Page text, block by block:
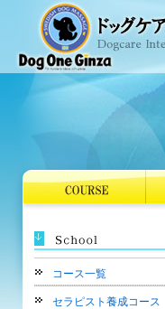
コース一覧
セラピスト養成コース